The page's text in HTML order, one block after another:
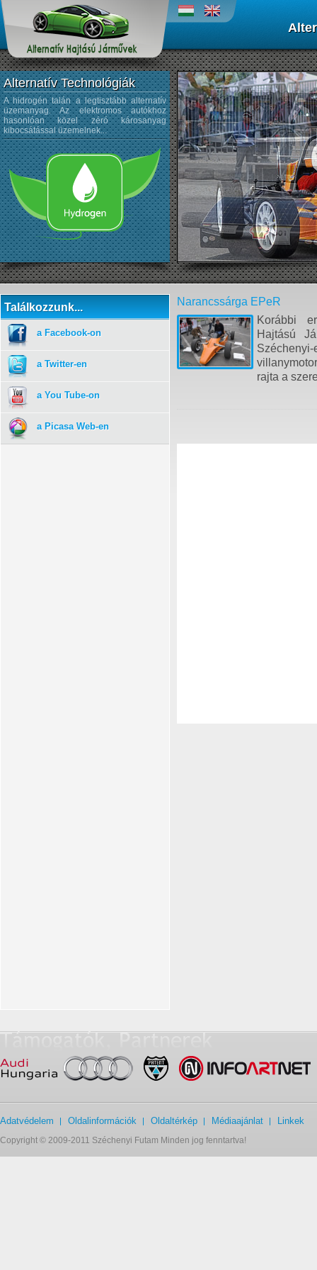
Alternatív Technológiák
A hidrogén talán a legtisztább alternatív
üzemanyag. Az elektromos autókhoz
hasonlóan közel zéró károsanyag
kibocsátással üzemelnek...
A napenergiát az
kezdték alkalmazni, és az
sem újdonság a napelemek
Találkozzunk...
a Facebook-on
a Twitter-en
a You Tube-on
a Picasa Web-en
Narancssárga EPeR
Korábbi
Hajtású
rajta a
Adatvédelem Oldalinformációk Oldaltérkép Médiaajánlat Linkek
Copyright © 2009-2011 Széchenyi Futam Minden jog fenntartva!